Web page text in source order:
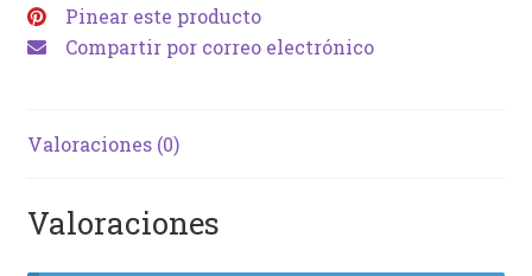
Pinear este producto
Compartir por correo electrónico
Valoraciones (0)
Valoraciones